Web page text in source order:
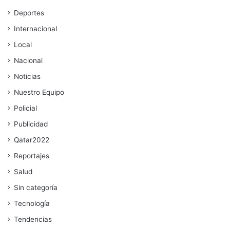
Deportes
Internacional
Local
Nacional
Noticias
Nuestro Equipo
Policial
Publicidad
Qatar2022
Reportajes
Salud
Sin categoría
Tecnología
Tendencias